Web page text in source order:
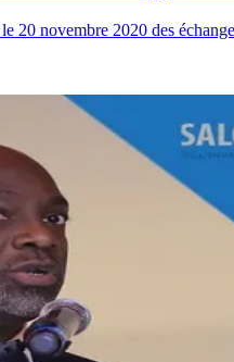
novembre 2020 des